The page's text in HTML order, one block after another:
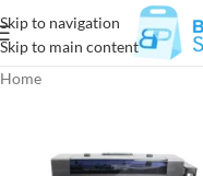
Skip to navigation
Skip to main content
Home